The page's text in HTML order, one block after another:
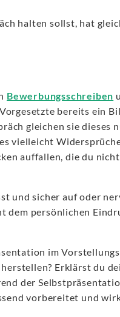
halten sollst, hat
Bewerbungsschreiben
bereits ein
gleichen sie dieses
vielleicht
auffallen, die du
und sicher auf oder
dem persönlichen
im
Erklärst du
der
vorbereitet und